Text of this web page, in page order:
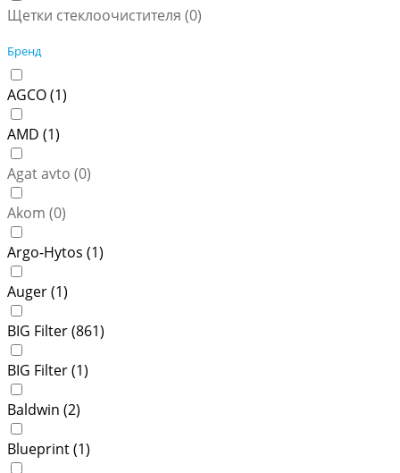
Щетки стеклоочистителя (0)
Бренд
AGCO (1)
AMD (1)
Agat avto (0)
Akom (0)
Argo-Hytos (1)
Auger (1)
BIG Filter (861)
BIG Filter (1)
Baldwin (2)
Blueprint (1)